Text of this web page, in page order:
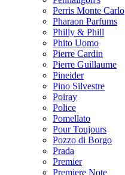
Perris Monte Carlo
Pharaon Parfums
Philly & Phill
Phito Uomo
Pierre Cardin
Pierre Guillaume
Pineider
Pino Silvestre
Poiray
Police
Pomellato
Pour Toujours
Pozzo di Borgo
Prada
Premier
Premiere Note